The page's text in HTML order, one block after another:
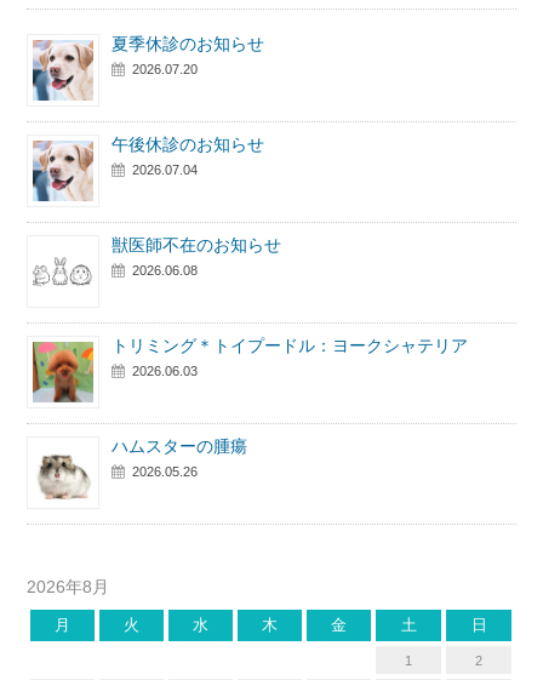
夏季休診のお知らせ
2026.07.20
午後休診のお知らせ
2026.07.04
獣医師不在のお知らせ
2026.06.08
トリミング＊トイプードル：ヨークシャテリア
2026.06.03
ハムスターの腫瘍
2026.05.26
2026年8月
月 火 水 木 金 土 日
1 2